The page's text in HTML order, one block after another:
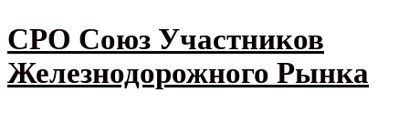
СРО Союз Участников
Железнодорожного Рынка